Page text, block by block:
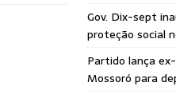
Gov. Dix-sept
proteção social
Partido lança
Mossoró para